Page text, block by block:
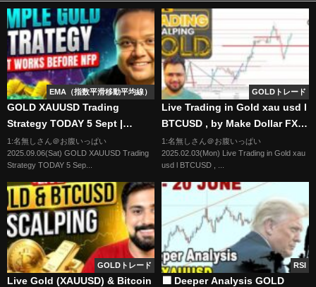
EMA（指数平滑移動平均線）
GOLD XAUUSD Trading
Strategy TODAY 5 Sept |
XAUUSD Analysis TODAY 5
Sept | GOLD Forecast TODAY
1:名無しさん＠お腹いっぱい
2025.09.06(Sat) GOLD XAUUSD Trading
Strategy TODAY 5 Sep...
GOLDトレード
Live Trading in Gold xau usd l
BTCUSD , by Make Dollar FX
Feb 3 2025
1:名無しさん＠お腹いっぱい
2025.02.03(Mon) Live Trading in Gold xau
usd l BTCUSD , ...
GOLDトレード
Live Gold (XAUUSD) & Bitcoin
RSI
🟩 Deeper Analysis GOLD